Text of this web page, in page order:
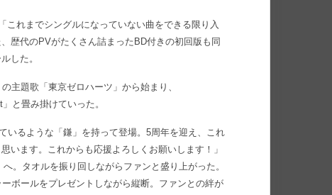
れまでシングルになっていない曲をできる限り入
歴代のPVがたくさん詰まったBD付きの初回版も同
した。
題歌「東京ゼロハーツ」から始まり、
と畳み掛けていった。
るような「鎌」を持って登場。5周年を迎え、これ
います。これからも応援よろしくお願いします！」
。タオルを振り回しながらファンと盛り上がった。
ボールをプレゼントしながら縦断。ファンとの絆が